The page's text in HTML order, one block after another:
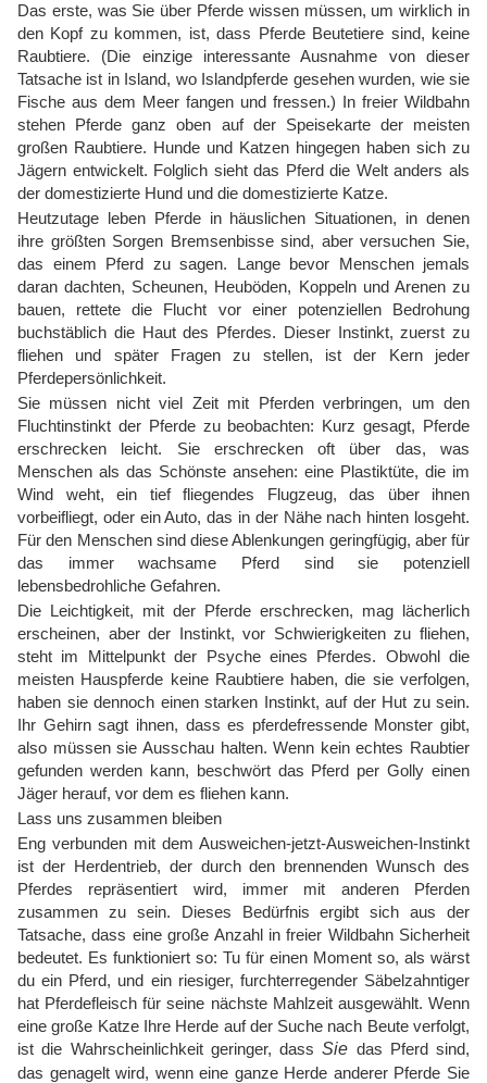
Das erste, was Sie über Pferde wissen müssen, um wirklich in
den Kopf zu kommen, ist, dass Pferde Beutetiere sind, keine
Raubtiere. (Die einzige interessante Ausnahme von dieser
Tatsache ist in Island, wo Islandpferde gesehen wurden, wie sie
Fische aus dem Meer fangen und fressen.) In freier Wildbahn
stehen Pferde ganz oben auf der Speisekarte der meisten
großen Raubtiere. Hunde und Katzen hingegen haben sich zu
Jägern entwickelt. Folglich sieht das Pferd die Welt anders als
der domestizierte Hund und die domestizierte Katze.
Heutzutage leben Pferde in häuslichen Situationen, in denen
ihre größten Sorgen Bremsenbisse sind, aber versuchen Sie,
das einem Pferd zu sagen. Lange bevor Menschen jemals
daran dachten, Scheunen, Heuböden, Koppeln und Arenen zu
bauen, rettete die Flucht vor einer potenziellen Bedrohung
buchstäblich die Haut des Pferdes. Dieser Instinkt, zuerst zu
fliehen und später Fragen zu stellen, ist der Kern jeder
Pferdepersönlichkeit.
Sie müssen nicht viel Zeit mit Pferden verbringen, um den
Fluchtinstinkt der Pferde zu beobachten: Kurz gesagt, Pferde
erschrecken leicht. Sie erschrecken oft über das, was
Menschen als das Schönste ansehen: eine Plastiktüte, die im
Wind weht, ein tief fliegendes Flugzeug, das über ihnen
vorbeifliegt, oder ein Auto, das in der Nähe nach hinten losgeht.
Für den Menschen sind diese Ablenkungen geringfügig, aber für
das immer wachsame Pferd sind sie potenziell
lebensbedrohliche Gefahren.
Die Leichtigkeit, mit der Pferde erschrecken, mag lächerlich
erscheinen, aber der Instinkt, vor Schwierigkeiten zu fliehen,
steht im Mittelpunkt der Psyche eines Pferdes. Obwohl die
meisten Hauspferde keine Raubtiere haben, die sie verfolgen,
haben sie dennoch einen starken Instinkt, auf der Hut zu sein.
Ihr Gehirn sagt ihnen, dass es pferdefressende Monster gibt,
also müssen sie Ausschau halten. Wenn kein echtes Raubtier
gefunden werden kann, beschwört das Pferd per Golly einen
Jäger herauf, vor dem es fliehen kann.
Lass uns zusammen bleiben
Eng verbunden mit dem Ausweichen-jetzt-Ausweichen-Instinkt
ist der Herdentrieb, der durch den brennenden Wunsch des
Pferdes repräsentiert wird, immer mit anderen Pferden
zusammen zu sein. Dieses Bedürfnis ergibt sich aus der
Tatsache, dass eine große Anzahl in freier Wildbahn Sicherheit
bedeutet. Es funktioniert so: Tu für einen Moment so, als wärst
du ein Pferd, und ein riesiger, furchterregender Säbelzahntiger
hat Pferdefleisch für seine nächste Mahlzeit ausgewählt. Wenn
eine große Katze Ihre Herde auf der Suche nach Beute verfolgt,
ist die Wahrscheinlichkeit geringer, dassSie das Pferd sind,
das genagelt wird, wenn eine ganze Herde anderer Pferde Sie